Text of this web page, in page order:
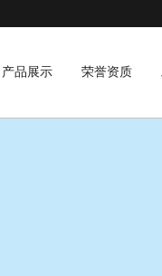
产品展示 荣誉资质